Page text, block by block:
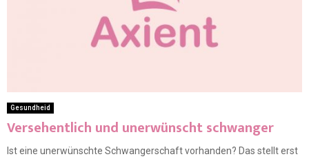
Gesundheid
Versehentlich und unerwünscht schwanger
Ist eine unerwünschte Schwangerschaft vorhanden? Das stellt erst